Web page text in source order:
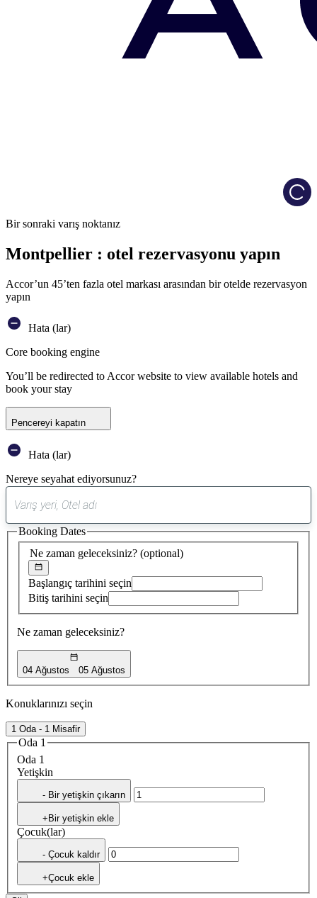
Bir sonraki varış noktanız
Montpellier : otel rezervasyonu yapın
Accor’un 45’ten fazla otel markası arasından bir otelde rezervasyon
yapın
Hata (lar)
Core booking engine
You’ll be redirected to Accor website to view available hotels and
book your stay
Pencereyi kapatın
Hata (lar)
Nereye seyahat ediyorsunuz?
öneri
bulundu
Ne zaman geleceksiniz? (optional)
Başlangıç tarihini seçin
Bitiş tarihini seçin
Ne zaman geleceksiniz?
04 Ağustos 05 Ağustos
Booking Dates
Konuklarınızı seçin
1 Oda - 1 Misafir
Oda 1
Oda 1
Yetişkin
- Bir yetişkin çıkarın
+Bir yetişkin ekle
Çocuk(lar)
- Çocuk kaldır
+Çocuk ekle